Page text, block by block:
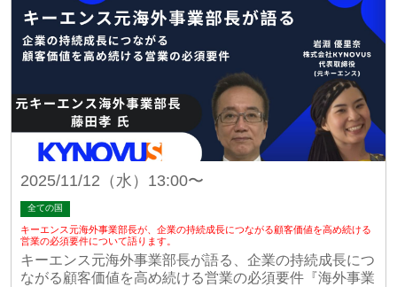
2025/11/12（水）13:00〜
全ての国
キーエンス元海外事業部長が、企業の持続成長につながる顧客価値を高め続ける
営業の必須要件について語ります。
キーエンス元海外事業部長が語る、企業の持続成長につ
ながる顧客価値を高め続ける営業の必須要件『海外事業